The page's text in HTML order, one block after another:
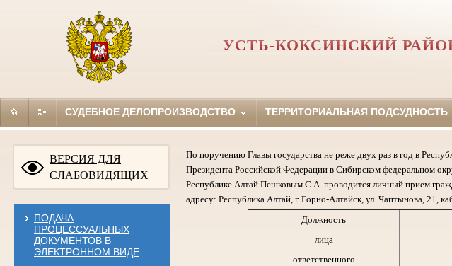
УСТЬ-КОКСИНСКИЙ
СУДЕБНОЕ ДЕЛОПРОИЗВОДСТВО ТЕРРИТОРИАЛЬНАЯ ПОДСУДНОСТЬ
ВЕРСИЯ ДЛЯ
СЛАБОВИДЯЩИХ
ПОДАЧА
ПРОЦЕССУАЛЬНЫХ
ДОКУМЕНТОВ В
ЭЛЕКТРОННОМ ВИДЕ
По поручению Главы государства не реже двух раз в год в
Президента Российской Федерации в Сибирском федеральном
Республике Алтай Пешковым С.А. проводится личный прием
адресу: Республика Алтай, г. Горно-Алтайск, ул. Чаптынова, 21,
Должность
лица
ответственного